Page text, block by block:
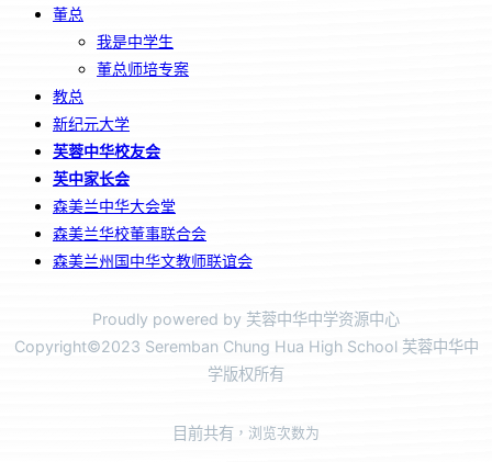
董总
我是中学生
董总师培专案
教总
新纪元大学
芙蓉中华校友会
芙中家长会
森美兰中华大会堂
森美兰华校董事联合会
森美兰州国中华文教师联谊会
Proudly powered by 芙蓉中华中学资源中心
Copyright©2023 Seremban Chung Hua High School 芙蓉中华中
学版权所有
目前共有 ，浏览次数为